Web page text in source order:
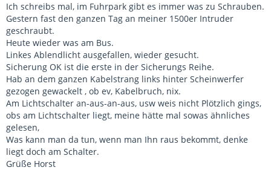
Ich schreibs mal, im Fuhrpark gibt es immer was zu Schrauben.
Gestern fast den ganzen Tag an meiner 1500er Intruder
geschraubt.
Heute wieder was am Bus.
Linkes Ablendlicht ausgefallen, wieder gesucht.
Sicherung OK ist die erste in der Sicherungs Reihe.
Hab an dem ganzen Kabelstrang links hinter Scheinwerfer
gezogen gewackelt , ob ev, Kabelbruch, nix.
Am Lichtschalter an-aus-an-aus, usw weis nicht Plötzlich gings,
obs am Lichtschalter liegt, meine hätte mal sowas ähnliches
gelesen,
Was kann man da tun, wenn man Ihn raus bekommt, denke
liegt doch am Schalter.
Grüße Horst